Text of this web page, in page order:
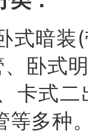
式暗
卧式
卡式
等多种